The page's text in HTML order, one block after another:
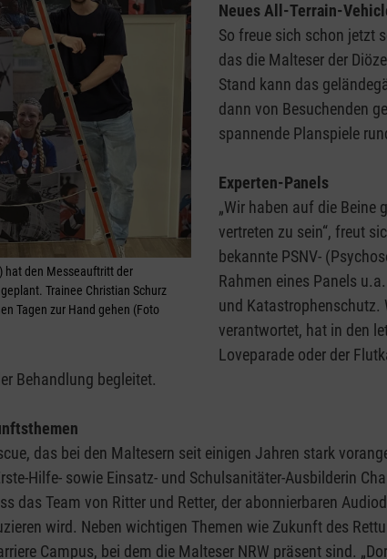
hat den Messeauftritt der
Trainee Christian Schurz
Tagen zur Hand gehen (Foto
Neues All-Terrain-
So freue sich schon jetzt
das die Malteser der
Stand kann das
dann von Besuchenden
spannende Planspiele
Experten-Panels
„Wir haben auf die Beine
vertreten zu sein“, freut
bekannte PSNV-
Rahmen eines Panels
und Katastrophenschutz.
verantwortet, hat in den
Loveparade oder der
Behandlung begleitet.
das bei den Maltesern seit einigen Jahren stark
Hilfe- sowie Einsatz- und Schulsanitäter-Ausbilderin
das Team von Ritter und Retter, der abonnierbaren
wird. Neben wichtigen Themen wie Zukunft des
Campus, bei dem die Malteser NRW präsent sind.